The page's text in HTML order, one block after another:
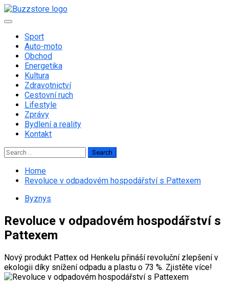
Skip
to
Primary
Sport
Auto-moto
Obchod
Energetika
Kultura
Zdravotnictví
Cestovní ruch
Lifestyle
Zprávy
Bydlení a reality
Kontakt
Search
for:
Home
Revoluce v odpadovém hospodářství s Pattexem
Byznys
Revoluce v odpadovém hospodářství s
Pattexem
Nový produkt Pattex od Henkelu přináší revoluční zlepšení v
ekologii díky snížení odpadu a plastu o 73 %. Zjistěte více!